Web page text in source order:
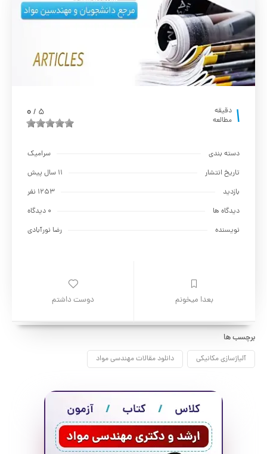
1 دقیقه
مطالعه
5
/
0
دسته بندی
سراميك
تاریخ انتشار
11 سال پیش
بازدید
1253 نفر
دیدگاه ها
0 دیدگاه
نویسنده
رضا نورآبادی
بعدا میخونم دوست داشتم
برچسب ها
آلیاژسازی مکانیکی دانلود مقالات مهندسی مواد